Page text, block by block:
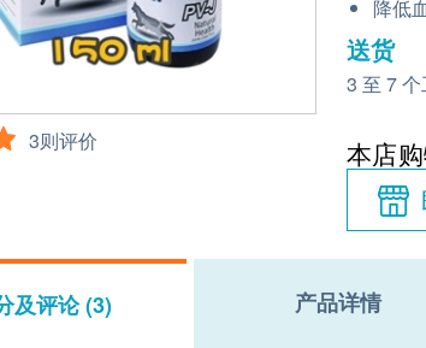
3则评价
降低
送货
3 至 7
本店
及评论 (3) 产品详情